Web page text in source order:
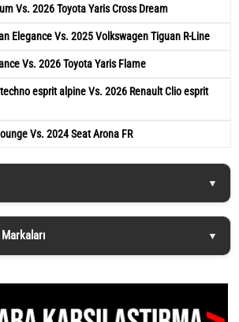
Vs. 2026 Toyota Yaris Cross Dream
Elegance Vs. 2025 Volkswagen Tiguan R-Line
Vs. 2026 Toyota Yaris Flame
esprit alpine Vs. 2026 Renault Clio esprit
Vs. 2024 Seat Arona FR